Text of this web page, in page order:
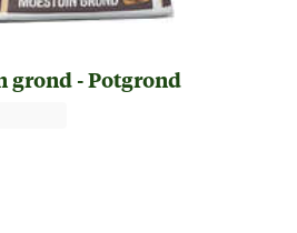
grond - Potgrond